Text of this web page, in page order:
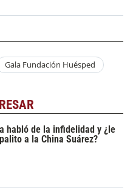
Gala Fundación Huésped
habló de la infidelidad y ¿le
a la China Suárez?